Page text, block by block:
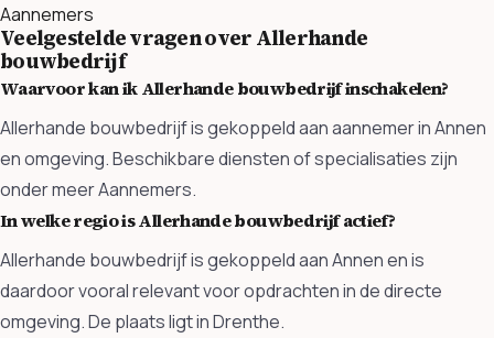
Aannemers
Veelgestelde vragen over Allerhande
bouwbedrijf
Waarvoor kan ik Allerhande bouwbedrijf inschakelen?
Allerhande bouwbedrijf is gekoppeld aan aannemer in Annen
en omgeving. Beschikbare diensten of specialisaties zijn
onder meer Aannemers.
In welke regio is Allerhande bouwbedrijf actief?
Allerhande bouwbedrijf is gekoppeld aan Annen en is
daardoor vooral relevant voor opdrachten in de directe
omgeving. De plaats ligt in Drenthe.